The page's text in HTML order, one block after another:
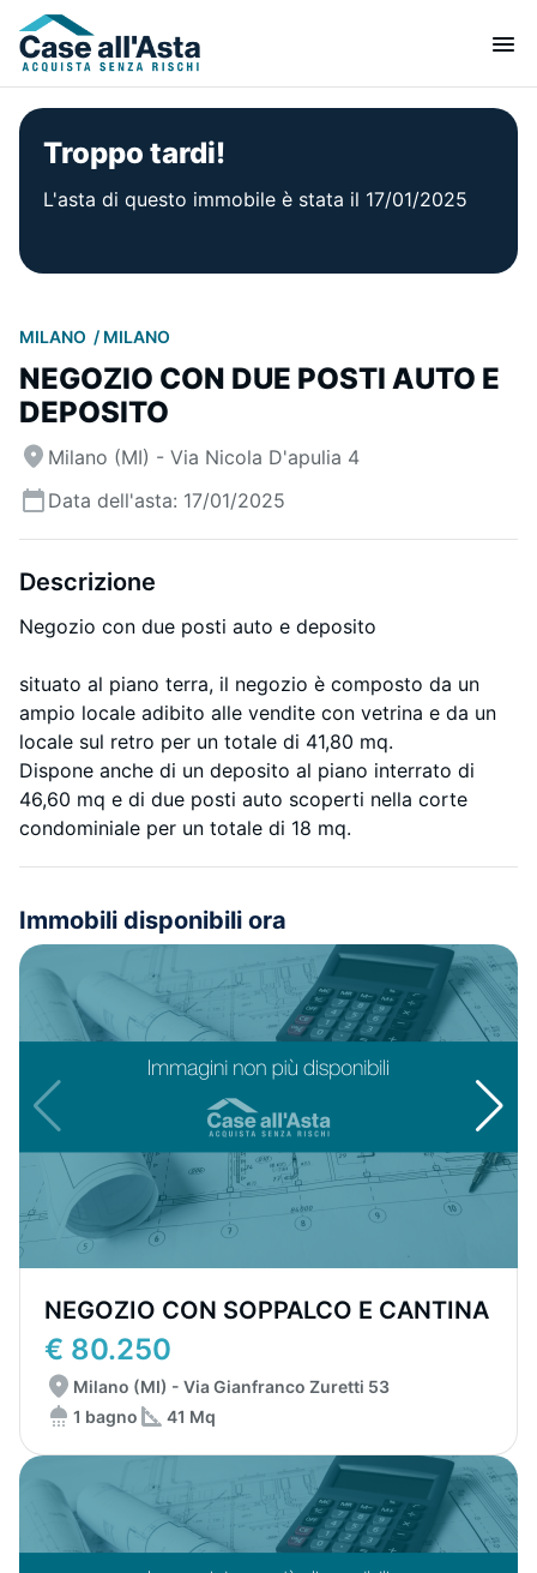
Troppo tardi!
L'asta di questo immobile è stata il 17/01/2025
MILANO MILANO
NEGOZIO CON DUE POSTI AUTO E
DEPOSITO
Milano (MI) - Via Nicola D'apulia 4
Data dell'asta: 17/01/2025
Descrizione
Negozio con due posti auto e deposito
situato al piano terra, il negozio è composto da un
ampio locale adibito alle vendite con vetrina e da un
locale sul retro per un totale di 41,80 mq.
Dispone anche di un deposito al piano interrato di
46,60 mq e di due posti auto scoperti nella corte
condominiale per un totale di 18 mq.
Immobili disponibili ora
NEGOZIO CON SOPPALCO E CANTINA
€ 80.250
Milano (MI) - Via Gianfranco Zuretti 53
1 bagno
41 Mq